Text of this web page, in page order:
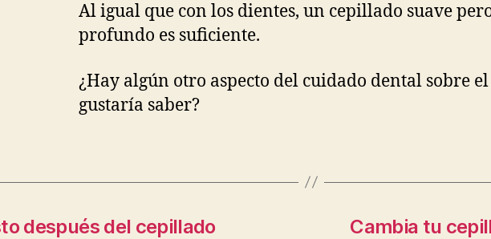
Al igual que con los dientes, un cepillado suave
profundo es suficiente.
¿Hay algún otro aspecto del cuidado dental sobre
gustaría saber?
después del cepillado Cambia tu